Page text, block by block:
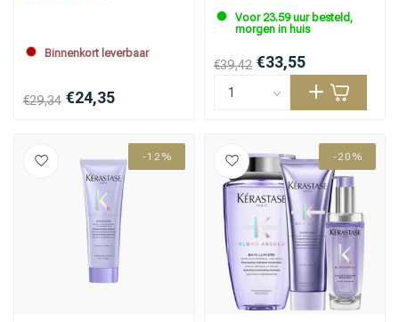
Binnenkort leverbaar
€29,34 €24,35
Voor 23.59 uur besteld,
morgen in huis
€39,42 €33,55
-12% -20%